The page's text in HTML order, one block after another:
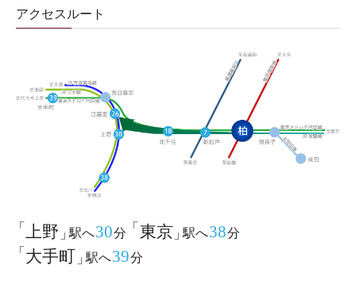
アクセスルート
上野 駅へ30分 東京 駅へ38分
大手町 駅へ39分